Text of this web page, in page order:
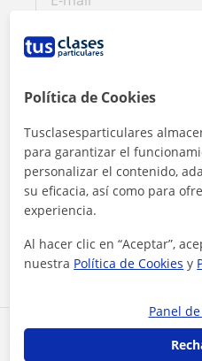
Comparte a este
Al hacer clic, aceptas nuestro
Política de Cookies
Tusclasesparticulares
para garantizar el
personalizar el contenido,
su eficacia, así como para
experiencia.
Al hacer clic en “Aceptar”,
nuestra Política de Cookies y
Panel